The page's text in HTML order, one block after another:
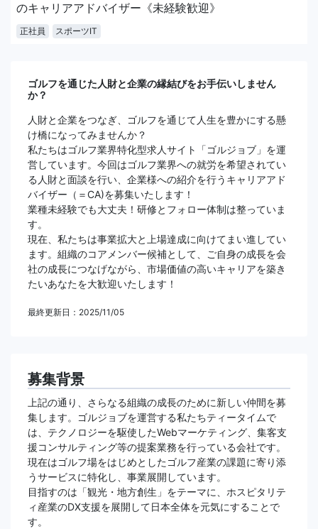
のキャリアアドバイザー《未経験歓迎》
正社員 スポーツIT
ゴルフを通じた人財と企業の縁結びをお手伝いしません
か？
人財と企業をつなぎ、ゴルフを通じて人生を豊かにする懸
け橋になってみませんか？
私たちはゴルフ業界特化型求人サイト「ゴルジョブ」を運
営しています。今回はゴルフ業界への就労を希望されてい
る人財と面談を行い、企業様への紹介を行うキャリアアド
バイザー（＝CA)を募集いたします！
業種未経験でも大丈夫！研修とフォロー体制は整っていま
す。
現在、私たちは事業拡大と上場達成に向けてまい進してい
ます。組織のコアメンバー候補として、ご自身の成長を会
社の成長につなげながら、市場価値の高いキャリアを築き
たいあなたを大歓迎いたします！
最終更新日：2025/11/05
募集背景
上記の通り、さらなる組織の成長のために新しい仲間を募
集します。ゴルジョブを運営する私たちティータイムで
は、テクノロジーを駆使したWebマーケティング、集客支
援コンサルティング等の提案業務を行っている会社です。
現在はゴルフ場をはじめとしたゴルフ産業の課題に寄り添
うサービスに特化し、事業展開しています。
目指すのは「観光・地方創生」をテーマに、ホスピタリテ
ィ産業のDX支援を展開して日本全体を元気にすることで
す。